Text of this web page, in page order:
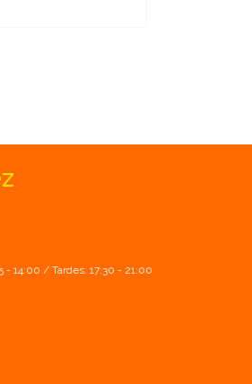
- 14:00 / Tardes: 17:30 - 21:00